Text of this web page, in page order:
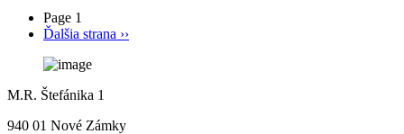
Page 1
Ďalšia strana ››
M.R. Štefánika 1
940 01 Nové Zámky